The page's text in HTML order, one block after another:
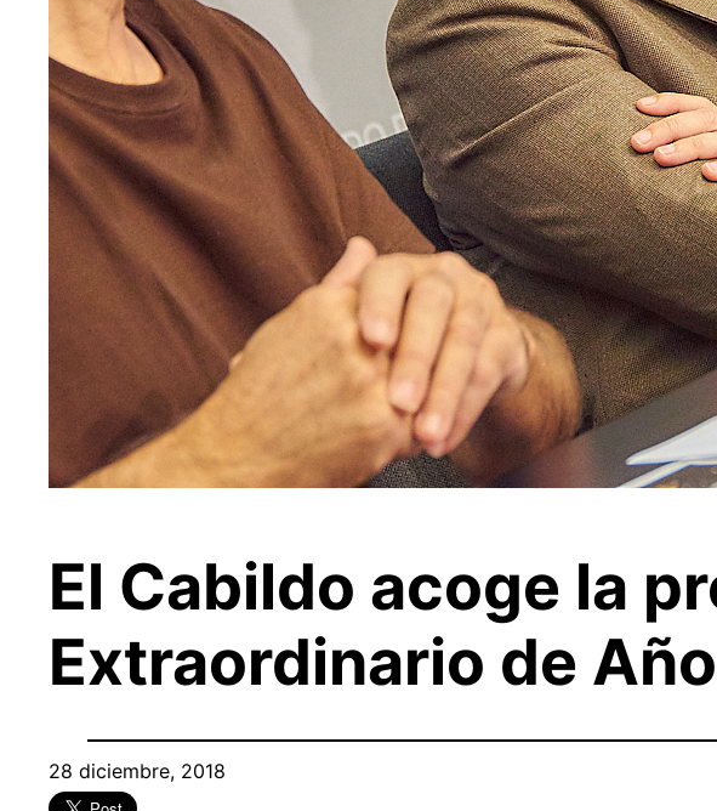
El Cabildo acoge la
Extraordinario de
28 diciembre, 2018